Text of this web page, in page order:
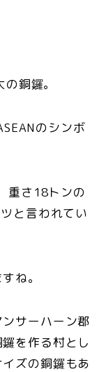
銅鑼。
のシンボ
重さ18トンの
と言われてい
ね。
サーハーン郡
を作る村とし
ズの銅鑼もあ